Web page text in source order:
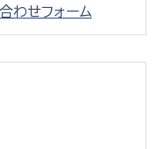
わせフォーム